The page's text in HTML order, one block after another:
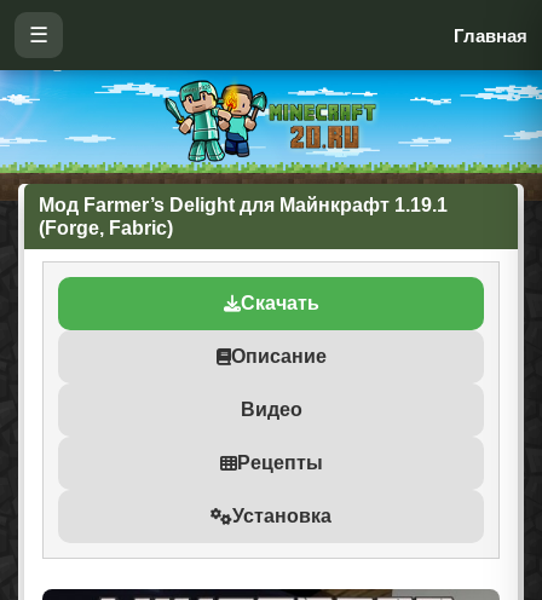
☰ Главная
Мод Farmer’s Delight для Майнкрафт 1.19.1
(Forge, Fabric)
Скачать
Описание
Видео
Рецепты
Установка